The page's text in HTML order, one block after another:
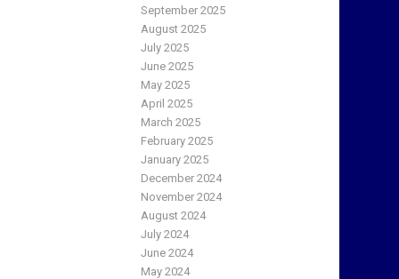
September 2025
August 2025
July 2025
June 2025
May 2025
April 2025
March 2025
February 2025
January 2025
December 2024
November 2024
August 2024
July 2024
June 2024
May 2024